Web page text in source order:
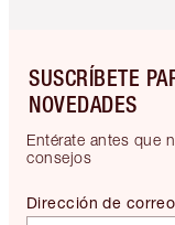
SUSCRÍBETE
NOVEDADES
Entérate antes que
consejos
Dirección de